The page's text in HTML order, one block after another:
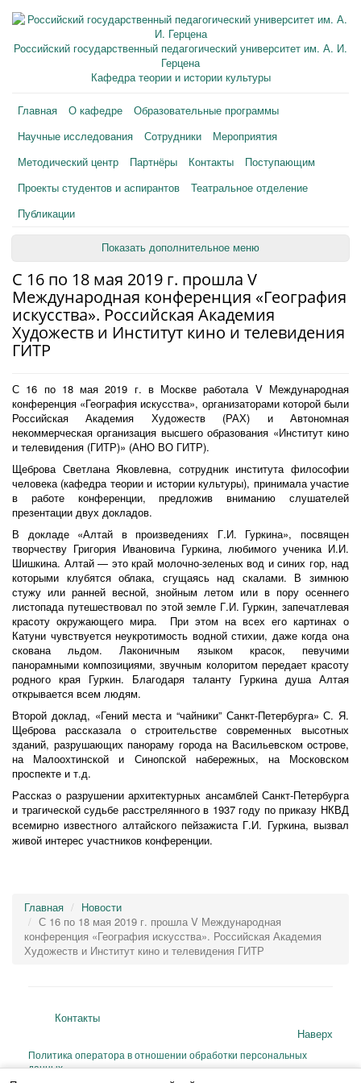
Российский государственный педагогический университет им. А. И.
Герцена
Кафедра теории и истории культуры
Главная О кафедре
Образовательные программы
Научные исследования
Сотрудники
Мероприятия
Методический центр
Партнёры Контакты
Поступающим
Проекты студентов и аспирантов
Театральное отделение
Публикации
Показать дополнительное меню
С 16 по 18 мая 2019 г. прошла V
Международная конференция «География
искусства». Российская Академия
Художеств и Институт кино и телевидения
ГИТР
С 16 по 18 мая 2019 г. в Москве работала V Международная
конференция «География искусства», организаторами которой были
Российская Академия Художеств (РАХ) и Автономная
некоммерческая организация высшего образования «Институт кино
и телевидения (ГИТР)» (АНО ВО ГИТР).
Щеброва Светлана Яковлевна, сотрудник института философии
человека (кафедра теории и истории культуры), принимала участие
в работе конференции, предложив вниманию слушателей
презентации двух докладов.
В докладе «Алтай в произведениях Г.И. Гуркина», посвящен
творчеству Григория Ивановича Гуркина, любимого ученика И.И.
Шишкина. Алтай — это край молочно-зеленых вод и синих гор, над
которыми клубятся облака, сгущаясь над скалами. В зимнюю
стужу или ранней весной, знойным летом или в пору осеннего
листопада путешествовал по этой земле Г.И. Гуркин, запечатлевая
красоту окружающего мира. При этом на всех его картинах о
Катуни чувствуется неукротимость водной стихии, даже когда она
скована льдом. Лаконичным языком красок, певучими
панорамными композициями, звучным колоритом передает красоту
родного края Гуркин. Благодаря таланту Гуркина душа Алтая
открывается всем людям.
Второй доклад, «Гений места и “чайники” Санкт-Петербурга» С. Я.
Щеброва рассказала о строительстве современных высотных
зданий, разрушающих панораму города на Васильевском острове,
на Малоохтинской и Синопской набережных, на Московском
проспекте и т.д.
Рассказ о разрушении архитектурных ансамблей Санкт-Петербурга
и трагической судьбе расстрелянного в 1937 году по приказу НКВД
всемирно известного алтайского пейзажиста Г.И. Гуркина, вызвал
живой интерес участников конференции.
Главная
Новости
С 16 по 18 мая 2019 г. прошла V Международная
конференция «География искусства». Российская Академия
Художеств и Институт кино и телевидения ГИТР
Контакты
Наверх
Политика оператора в отношении обработки персональных
данных
Согласие на сбор и обработку персональных данных